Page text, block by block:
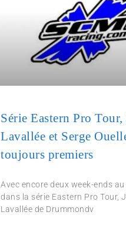
Série Eastern Pro Tour,
Lavallée et Serge
toujours premiers
Avec encore deux week-ends
dans la série Eastern Pro Tour,
Lavallée de Drummondv